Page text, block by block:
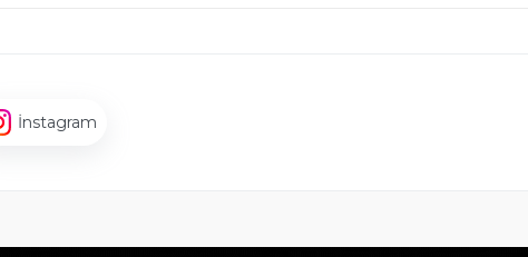
İnstagram